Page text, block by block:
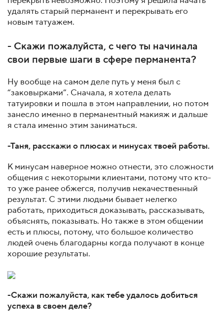
удалять старый перманент и перекрывать его
новым татуажем.
- Скажи пожалуйста, с чего ты начинала
свои первые шаги в сфере перманента?
Ну вообще на самом деле путь у меня был с
“заковырками”. Сначала, я хотела делать
татуировки и пошла в этом направлении, но потом
занесло именно в перманентный макияж и дальше
я стала именно этим заниматься.
-Таня, расскажи о плюсах и минусах твоей работы.
К минусам наверное можно отнести, это сложности
общения с некоторыми клиентами, потому что кто-
то уже ранее обжегся, получив некачественный
результат. С этими людьми бывает нелегко
работать, приходиться доказывать, рассказывать,
объяснять, показывать. Но также в этом общении
есть и плюсы, потому, что большое количество
людей очень благодарны когда получают в конце
хорошие результаты.
-Скажи пожалуйста, как тебе удалось добиться
успеха в своем деле?